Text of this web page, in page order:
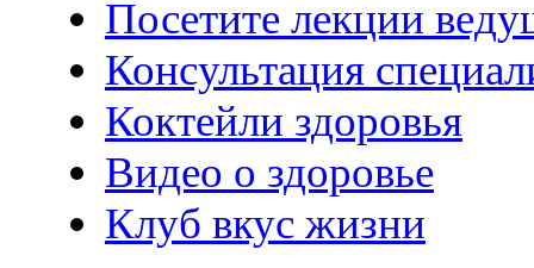
Посетите лекции
Консультация
Коктейли здоровья
Видео о здоровье
Клуб вкус жизни